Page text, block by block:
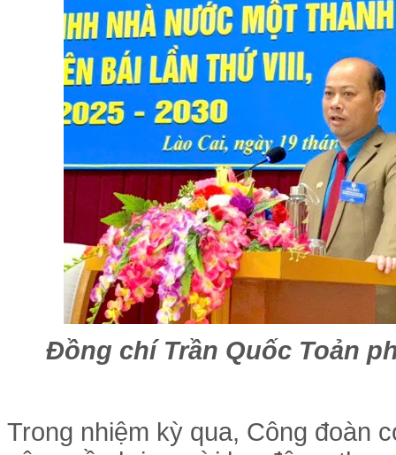
Đồng chí Trần Quốc Toản
Trong nhiệm kỳ qua, Công đoàn